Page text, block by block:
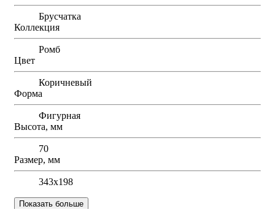
Брусчатка
Коллекция
Ромб
Цвет
Коричневый
Форма
Фигурная
Высота, мм
70
Размер, мм
343х198
Показать больше